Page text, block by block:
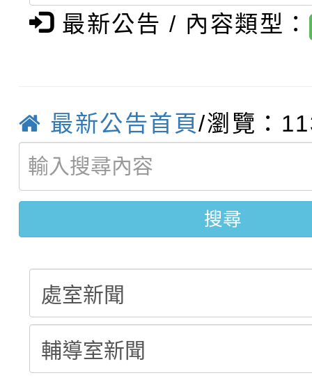
賽實施要點
比賽實施要點」
轉知：「115年金融知
畫影片一案
劇比賽實施要點」及修
表
轉知：桃園市115年度
敬師藝文競賽』實施計
【甄選結果(第11招)】
學年度第1學期第7次
【甄選結果(第3招)】
結果(第3招)
最新公告 / 內容類型：
最新公告首頁/瀏覽：
搜尋